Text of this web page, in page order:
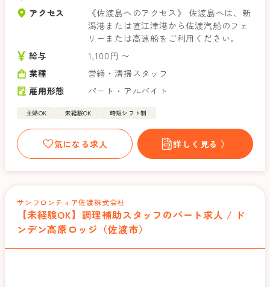
アクセス
《佐渡島へのアクセス》 佐渡島へは、新
潟港または直江津港から佐渡汽船のフェ
リーまたは高速船をご利用ください。
給与
1,100円 〜
業種
営繕・清掃スタッフ
雇用形態
パート・アルバイト
主婦OK 未経験OK 時短シフト制
気になる求人 詳しく見る 〉
サンフロンティア佐渡株式会社
【未経験OK】調理補助スタッフのパート求人 / ド
ンデン高原ロッジ（佐渡市）